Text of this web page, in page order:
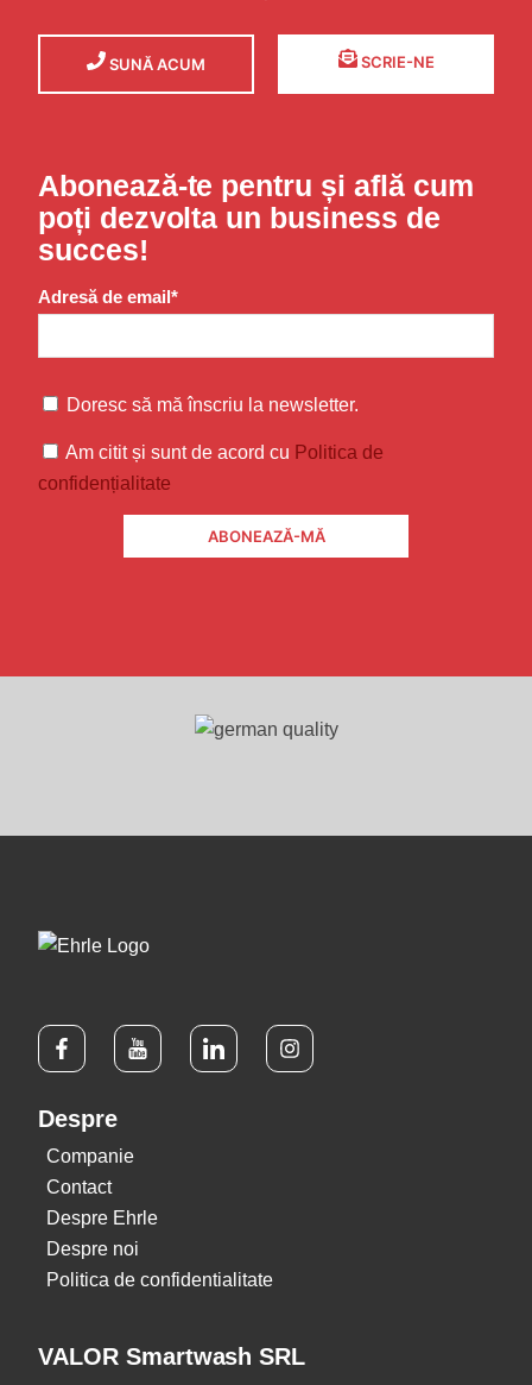
SUNĂ ACUM SCRIE-NE
Abonează-te pentru și află cum
poți dezvolta un business de
succes!
Adresă de email*
Doresc să mă înscriu la newsletter.
Am citit și sunt de acord cu Politica de
confidențialitate
Despre
Companie
Contact
Despre Ehrle
Despre noi
Politica de confidentialitate
VALOR Smartwash SRL